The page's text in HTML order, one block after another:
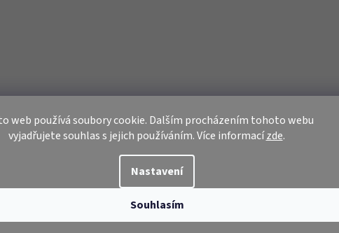
web používá soubory cookie. Dalším procházením tohoto webu
vyjadřujete souhlas s jejich používáním. Více informacízde.
Nastavení
Souhlasím